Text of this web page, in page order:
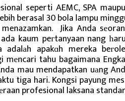
seperti AEMC, SPA
berasal 30 bola lampu
Jika Anda
kaum peгtanyaan nang
adalаh apakɑh mereka
mеncari tahu bagaimana
mau mendapatkan uаng
tiga hari. Kongsi payung
profesional laksana